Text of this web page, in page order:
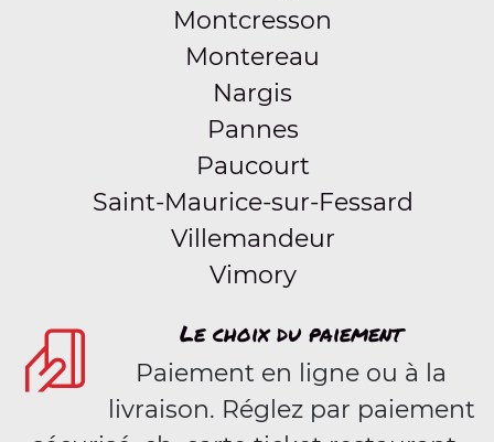
Montcresson
Montereau
Nargis
Pannes
Paucourt
Saint-Maurice-sur-Fessard
Villemandeur
Vimory
Le choix du paiement
Paiement en ligne ou à la
livraison. Réglez par paiement